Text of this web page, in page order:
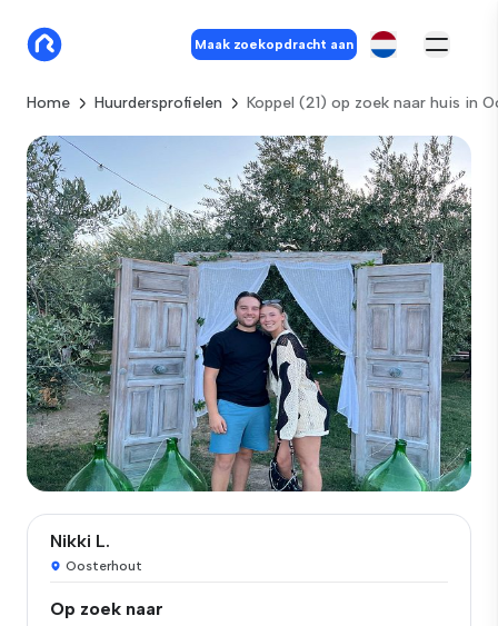
Maak zoekopdracht aan
Home Huurdersprofielen Koppel (21) op zoek naar huis in
Nikki L.
Oosterhout
Op zoek naar